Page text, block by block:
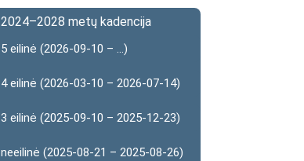
2024–2028 metų kadencija
5 eilinė (2026-09-10 – ...)
4 eilinė (2026-03-10 – 2026-07-14)
3 eilinė (2025-09-10 – 2025-12-23)
neeilinė (2025-08-21 – 2025-08-26)